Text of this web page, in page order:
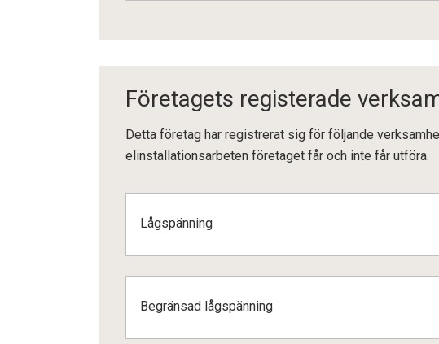
Företagets registerade
Detta företag har registrerat sig för följande
elinstallationsarbeten företaget får och inte får utföra.
Lågspänning
Begränsad lågspänning